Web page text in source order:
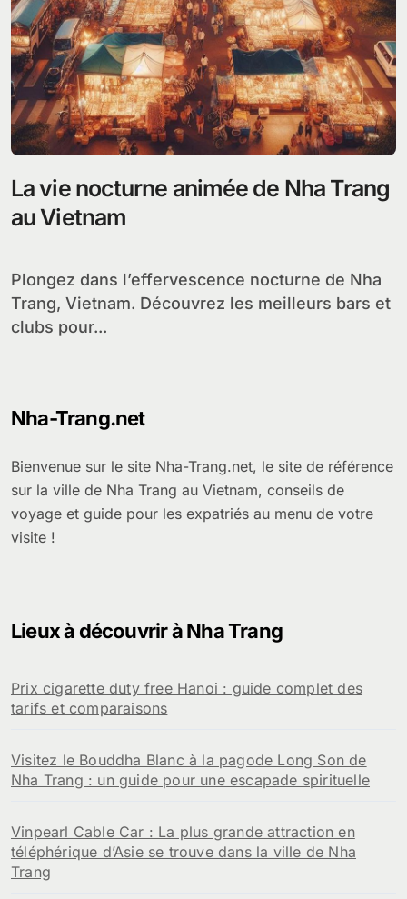
La vie nocturne animée de Nha Trang
au Vietnam
Plongez dans l’effervescence nocturne de Nha
Trang, Vietnam. Découvrez les meilleurs bars et
clubs pour...
Nha-Trang.net
Bienvenue sur le site Nha-Trang.net, le site de référence
sur la ville de Nha Trang au Vietnam, conseils de
voyage et guide pour les expatriés au menu de votre
visite !
Lieux à découvrir à Nha Trang
Prix cigarette duty free Hanoi : guide complet des
tarifs et comparaisons
Visitez le Bouddha Blanc à la pagode Long Son de
Nha Trang : un guide pour une escapade spirituelle
Vinpearl Cable Car : La plus grande attraction en
téléphérique d’Asie se trouve dans la ville de Nha
Trang